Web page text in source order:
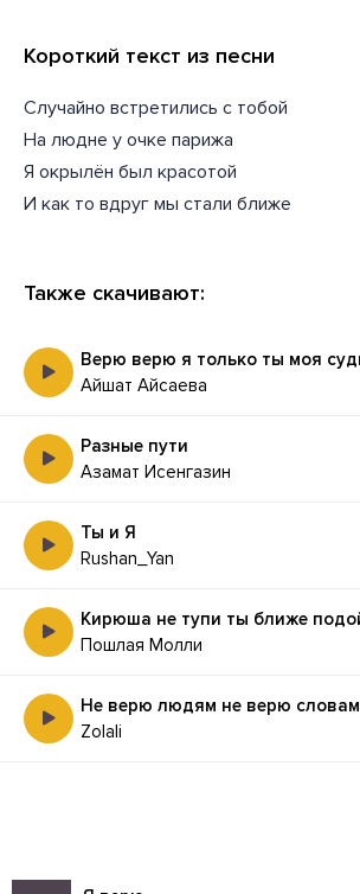
Короткий текст из песни
Случайно встретились с тобой
На людне у очке парижа
Я окрылён был красотой
И как то вдруг мы стали ближе
Также скачивают:
Айшат Айсаева
Разные пути
Азамат Исенгазин
Ты и Я
Rushan_Yan
Пошлая Молли
Не верю людям не верю словам
Zolali